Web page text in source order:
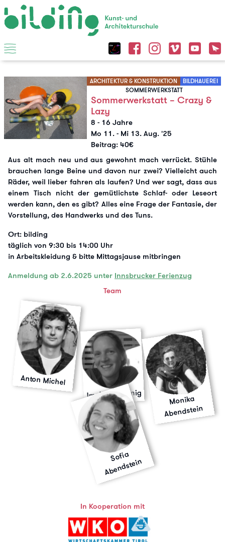
ARCHITEKTUR & KONSTRUKTION
BILDHAUEREI
SOMMERWERKSTATT
Sommerwerkstatt – Crazy &
Lazy
8 - 16 Jahre
Mo 11.- Mi 13. Aug. '25
Beitrag: 40€
Aus alt mach neu und aus gewohnt mach verrückt. Stühle
brauchen lange Beine und davon nur zwei? Vielleicht auch
Räder, weil lieber fahren als laufen? Und wer sagt, dass aus
einem Tisch nicht der gemütlichste Schlaf- oder Leseort
werden kann, den es gibt? Alles eine Frage der Fantasie, der
Vorstellung, des Handwerks und des Tuns.
Ort: bilding
täglich von 9:30 bis 14:00 Uhr
in Arbeitskleidung & bitte Mittagsjause mitbringen
Anmeldung ab 2.6.2025 unter Innsbrucker Ferienzug
Team
Anton Michel
Imelda Blassnig Monika
Abendstein
S
ofi
a
A
b
e
n
d
st
ei
n
In Kooperation mit